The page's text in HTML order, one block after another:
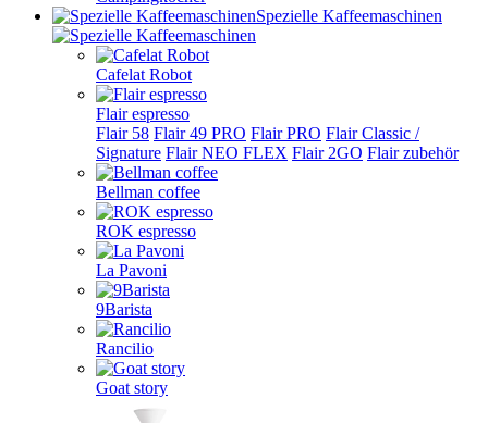
Spezielle Kaffeemaschinen
Cafelat Robot
Flair espresso
Flair 58 Flair 49 PRO Flair PRO Flair Classic /
Signature Flair NEO FLEX Flair 2GO Flair zubehör
Bellman coffee
ROK espresso
La Pavoni
9Barista
Rancilio
Goat story